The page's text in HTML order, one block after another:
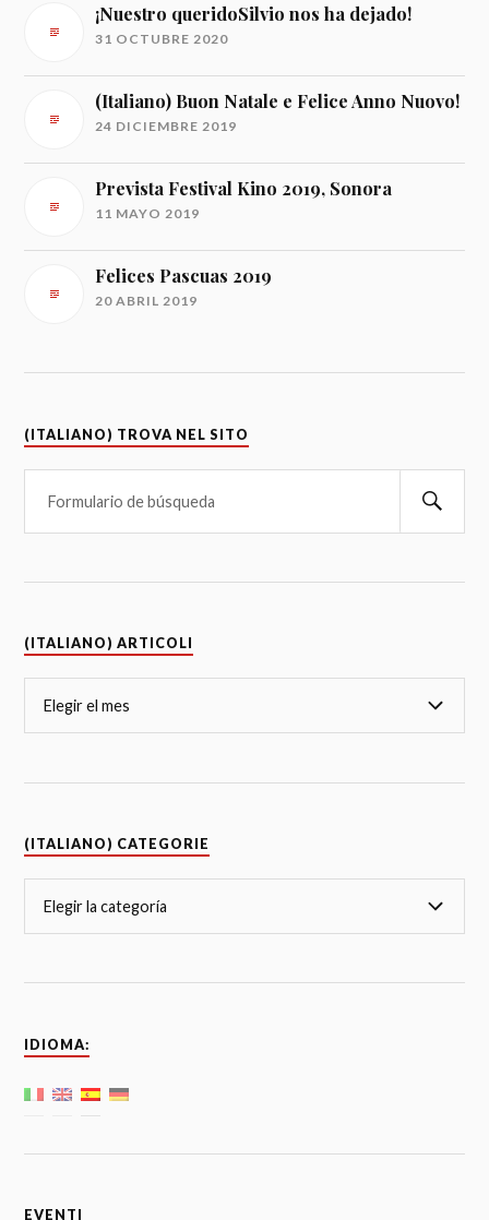
¡Nuestro queridoSilvio nos ha dejado!
31 OCTUBRE 2020
(Italiano) Buon Natale e Felice Anno Nuovo!
24 DICIEMBRE 2019
Prevista Festival Kino 2019, Sonora
11 MAYO 2019
Felices Pascuas 2019
20 ABRIL 2019
(ITALIANO) TROVA NEL SITO
(ITALIANO) ARTICOLI
(ITALIANO) CATEGORIE
IDIOMA:
EVENTI